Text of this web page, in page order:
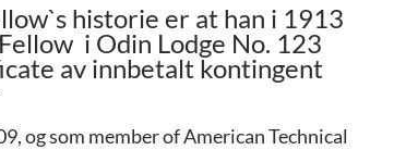
historie er at han i 1913
i Odin Lodge No. 123
av innbetalt kontingent
og som member of American Technical